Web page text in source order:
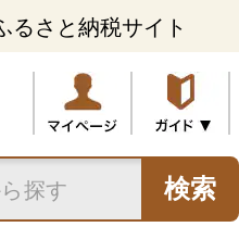
るさと納税サイト
検索